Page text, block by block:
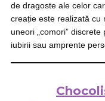
de dragoste ale celor
creație este realizată cu
uneori „comori”
iubirii sau amprente